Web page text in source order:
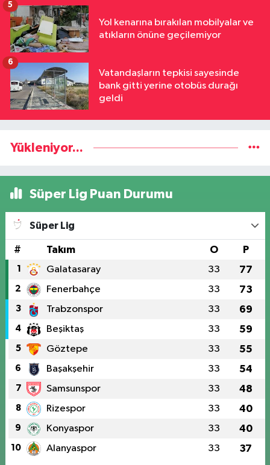
Yol kenarına bırakılan mobilyalar ve
atıkların önüne geçilemiyor
5
Vatandaşların tepkisi sayesinde
bank gitti yerine otobüs durağı
geldi
6
Yükleniyor...
Süper Lig Puan Durumu
Süper Lig
# Takım O P
1 Galatasaray 33 77
2 Fenerbahçe 33 73
3 Trabzonspor 33 69
4 Beşiktaş 33 59
5 Göztepe 33 55
6 Başakşehir 33 54
7 Samsunspor 33 48
8 Rizespor 33 40
9 Konyaspor 33 40
10 Alanyaspor 33 37